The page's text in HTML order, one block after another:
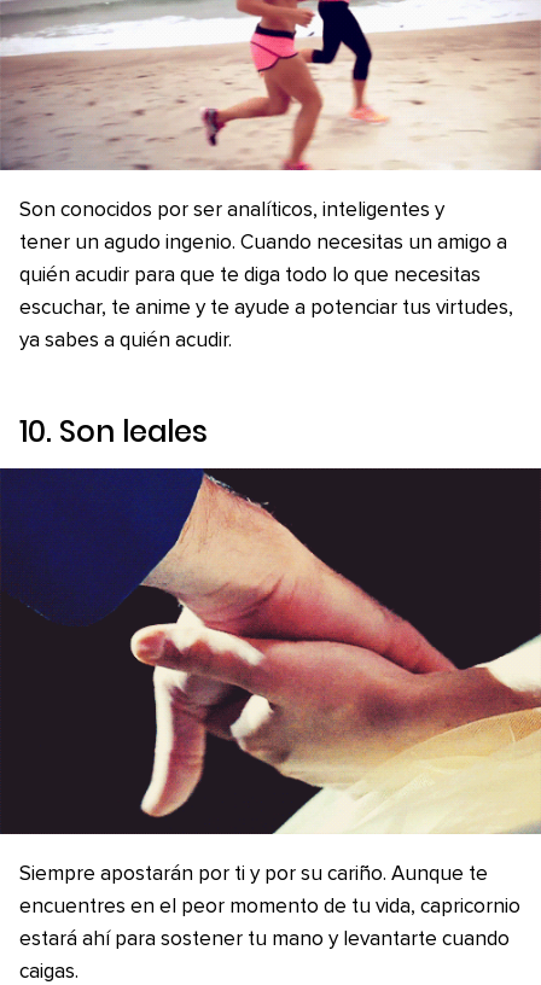
Son conocidos por ser analíticos, inteligentes y
tener un agudo ingenio. Cuando necesitas un amigo a
quién acudir para que te diga todo lo que necesitas
escuchar, te anime y te ayude a potenciar tus virtudes,
ya sabes a quién acudir.
10. Son leales
Siempre apostarán por ti y por su cariño. Aunque te
encuentres en el peor momento de tu vida, capricornio
estará ahí para sostener tu mano y levantarte cuando
caigas.